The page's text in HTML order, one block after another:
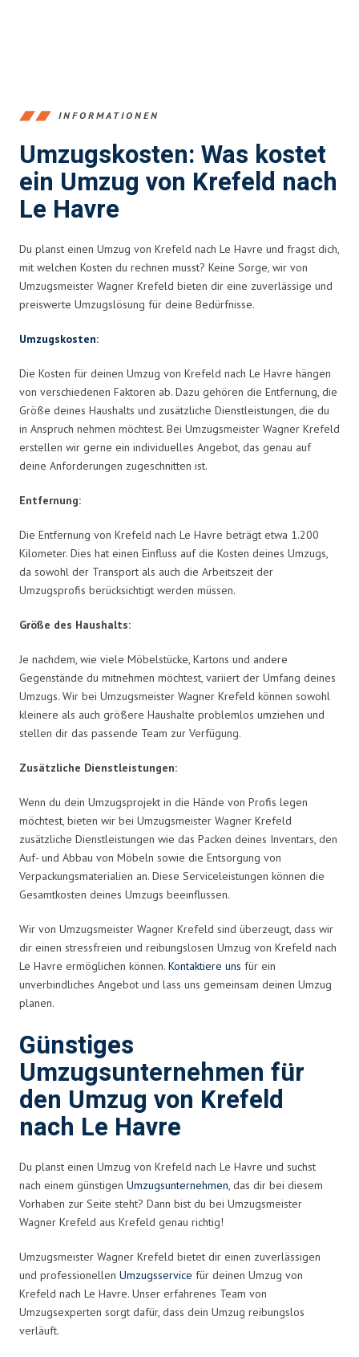
INFORMATIONEN
Umzugskosten: Was kostet
ein Umzug von Krefeld nach
Le Havre
Du planst einen Umzug von Krefeld nach Le Havre und fragst dich,
mit welchen Kosten du rechnen musst? Keine Sorge, wir von
Umzugsmeister Wagner Krefeld bieten dir eine zuverlässige und
preiswerte Umzugslösung für deine Bedürfnisse.
Umzugskosten:
Die Kosten für deinen Umzug von Krefeld nach Le Havre hängen
von verschiedenen Faktoren ab. Dazu gehören die Entfernung, die
Größe deines Haushalts und zusätzliche Dienstleistungen, die du
in Anspruch nehmen möchtest. Bei Umzugsmeister Wagner Krefeld
erstellen wir gerne ein individuelles Angebot, das genau auf
deine Anforderungen zugeschnitten ist.
Entfernung:
Die Entfernung von Krefeld nach Le Havre beträgt etwa 1.200
Kilometer. Dies hat einen Einfluss auf die Kosten deines Umzugs,
da sowohl der Transport als auch die Arbeitszeit der
Umzugsprofis berücksichtigt werden müssen.
Größe des Haushalts:
Je nachdem, wie viele Möbelstücke, Kartons und andere
Gegenstände du mitnehmen möchtest, variiert der Umfang deines
Umzugs. Wir bei Umzugsmeister Wagner Krefeld können sowohl
kleinere als auch größere Haushalte problemlos umziehen und
stellen dir das passende Team zur Verfügung.
Zusätzliche Dienstleistungen:
Wenn du dein Umzugsprojekt in die Hände von Profis legen
möchtest, bieten wir bei Umzugsmeister Wagner Krefeld
zusätzliche Dienstleistungen wie das Packen deines Inventars, den
Auf- und Abbau von Möbeln sowie die Entsorgung von
Verpackungsmaterialien an. Diese Serviceleistungen können die
Gesamtkosten deines Umzugs beeinflussen.
Wir von Umzugsmeister Wagner Krefeld sind überzeugt, dass wir
dir einen stressfreien und reibungslosen Umzug von Krefeld nach
Le Havre ermöglichen können. Kontaktiere uns für ein
unverbindliches Angebot und lass uns gemeinsam deinen Umzug
planen.
Günstiges
Umzugsunternehmen für
den Umzug von Krefeld
nach Le Havre
Du planst einen Umzug von Krefeld nach Le Havre und suchst
nach einem günstigen Umzugsunternehmen, das dir bei diesem
Vorhaben zur Seite steht? Dann bist du bei Umzugsmeister
Wagner Krefeld aus Krefeld genau richtig!
Umzugsmeister Wagner Krefeld bietet dir einen zuverlässigen
und professionellen Umzugsservice für deinen Umzug von
Krefeld nach Le Havre. Unser erfahrenes Team von
Umzugsexperten sorgt dafür, dass dein Umzug reibungslos
verläuft.